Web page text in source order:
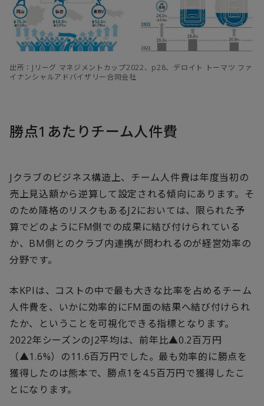
出所：Jリーグ マネジメントカップ2022、p28、デロイト トーマツ ファ
イナンシャルアドバイザリー合同会社
勝点1あたりチーム人件費
Jクラブのビジネス構造上、チーム人件費は年度当初の
売上見込額から逆算して設定される傾向にあります。そ
のため降格のリスクもあるJ2においては、限られた予
算でどのようにFM側での成果に結び付けられている
か、BM側とのクラブ内連携が問われるのが経営効率の
分野です。
本KPIは、コストの中で最も大きな比率を占めるチーム
人件費を、いかに効率的にFM面の結果へ結び付けられ
たか、ということを可視化できる指標となります。
2022年シーズンのJ2平均は、前年比▲0.2百万円
（▲1.6%）の11.6百万円でした。最も効率的に勝点を
獲得したのは熊本で、勝点1を4.5百万円で獲得したこ
とになります。